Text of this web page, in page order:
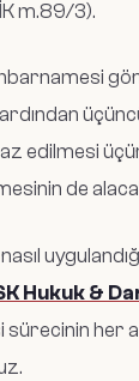
m.89/3).
ardından
edilmesi
de
Hukuk &
her